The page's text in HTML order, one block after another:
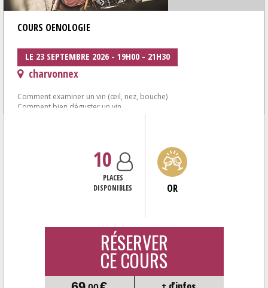
COURS OENOLOGIE
LE 23 SEPTEMBRE 2026 - 19H00 - 21H30
charvonnex
Comment examiner un vin (œil, nez, bouche)
Comment bien déguster un vin...
Réunir les bonnes conditions (verre, température, carafage,...)<...
10
PLACES
DISPONIBLES
OR
RÉSERVER
CE COURS